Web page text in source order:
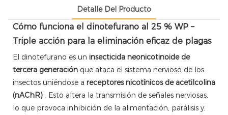
Detalle Del Producto
Cómo funciona el dinotefurano al 25 % WP –
Triple acción para la eliminación eficaz de plagas
El dinotefurano es un insecticida neonicotinoide de
tercera generación que ataca el sistema nervioso de los
insectos uniéndose a receptores nicotínicos de acetilcolina
(nAChR) . Esto altera la transmisión de señales nerviosas,
lo que provoca inhibición de la alimentación, parálisis y,